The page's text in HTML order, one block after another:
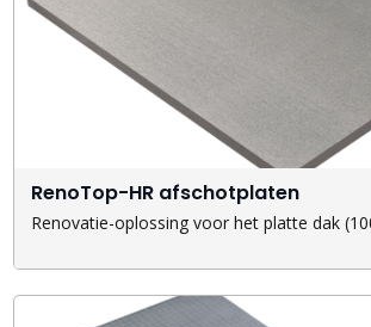
RenoTop-HR afschotplaten
Renovatie-oplossing voor het platte dak